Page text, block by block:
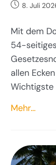
8. Juli
Mit dem
54-
allen
Wichtigste
Mehr…